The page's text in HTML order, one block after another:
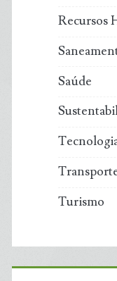
Recursos
Saúde
Turismo